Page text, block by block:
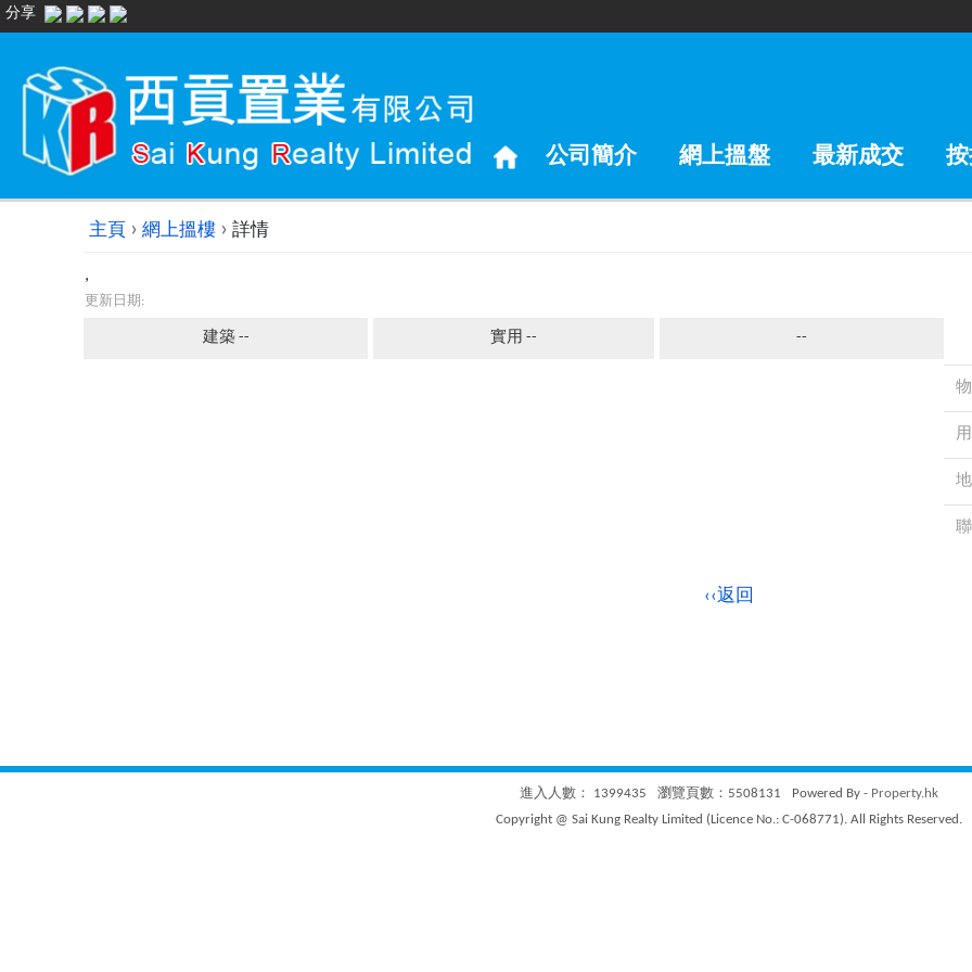
分享
公司簡介 網上搵盤 最新成交
主頁 › 網上搵樓 › 詳情
,
更新日期:
建築 -- 實用 -- --
‹‹返回
進入人數： 1399435 瀏覽頁數：5508131 Powered By - Property.hk
Copyright @ Sai Kung Realty Limited (Licence No.: C-068771). All Rights Reserved.